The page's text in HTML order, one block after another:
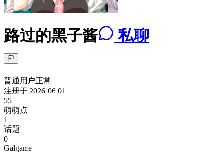
路过的黑子酱 私聊
普通用户正常
注册于 2026-06-01
55
萌萌点
1
话题
0
Galgame